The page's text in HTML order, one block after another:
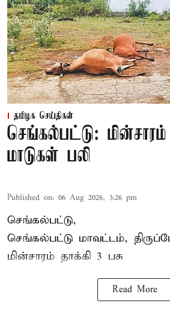
தமிழக செய்திகள்
செங்கல்பட்டு: மின்சாரம்
மாடுகள் பலி
Published on: 06 Aug 2026, 3:26 pm
செங்கல்பட்டு,
செங்கல்பட்டு மாவட்டம்,
மின்சாரம் தாக்கி 3 பசு
Read More